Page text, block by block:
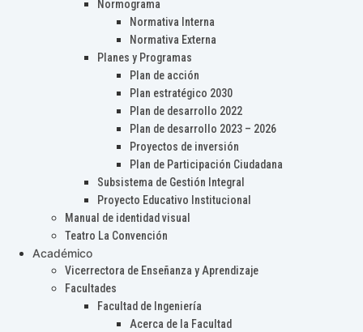
Normograma
Normativa Interna
Normativa Externa
Planes y Programas
Plan de acción
Plan estratégico 2030
Plan de desarrollo 2022
Plan de desarrollo 2023 – 2026
Proyectos de inversión
Plan de Participación Ciudadana
Subsistema de Gestión Integral
Proyecto Educativo Institucional
Manual de identidad visual
Teatro La Convención
Académico
Vicerrectora de Enseñanza y Aprendizaje
Facultades
Facultad de Ingeniería
Acerca de la Facultad